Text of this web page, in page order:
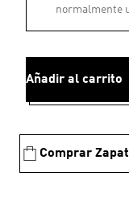
normalmente
Añadir al carrito
Comprar